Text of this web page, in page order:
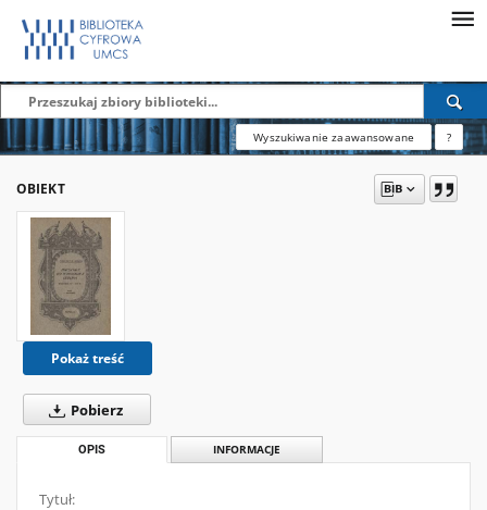
Wyszukiwanie zaawansowane ?
OBIEKT
Pokaż treść
Pobierz
OPIS INFORMACJE
Tytuł: